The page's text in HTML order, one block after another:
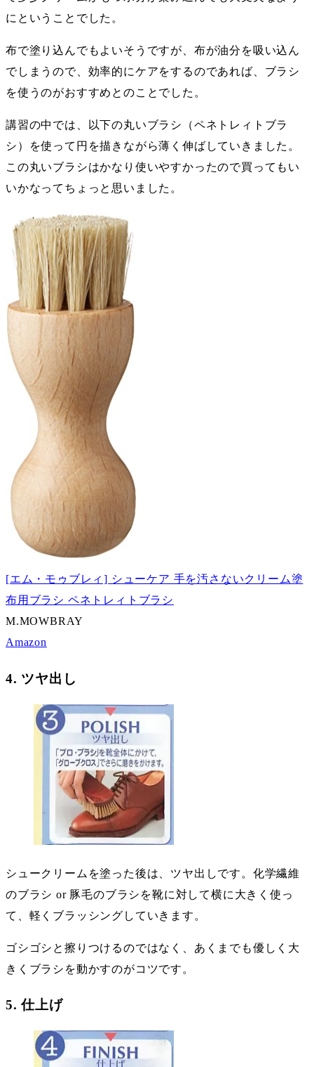
にということでした。
布で塗り込んでもよいそうですが、布が油分を吸い込ん
でしまうので、効率的にケアをするのであれば、ブラシ
を使うのがおすすめとのことでした。
講習の中では、以下の丸いブラシ（ペネトレィトブラ
シ）を使って円を描きながら薄く伸ばしていきました。
この丸いブラシはかなり使いやすかったので買ってもい
いかなってちょっと思いました。
[エム・モゥブレィ] シューケア 手を汚さないクリーム塗
布用ブラシ ペネトレィトブラシ
M.MOWBRAY
Amazon
4. ツヤ出し
シュークリームを塗った後は、ツヤ出しです。化学繊維
のブラシ or 豚毛のブラシを靴に対して横に大きく使っ
て、軽くブラッシングしていきます。
ゴシゴシと擦りつけるのではなく、あくまでも優しく大
きくブラシを動かすのがコツです。
5. 仕上げ